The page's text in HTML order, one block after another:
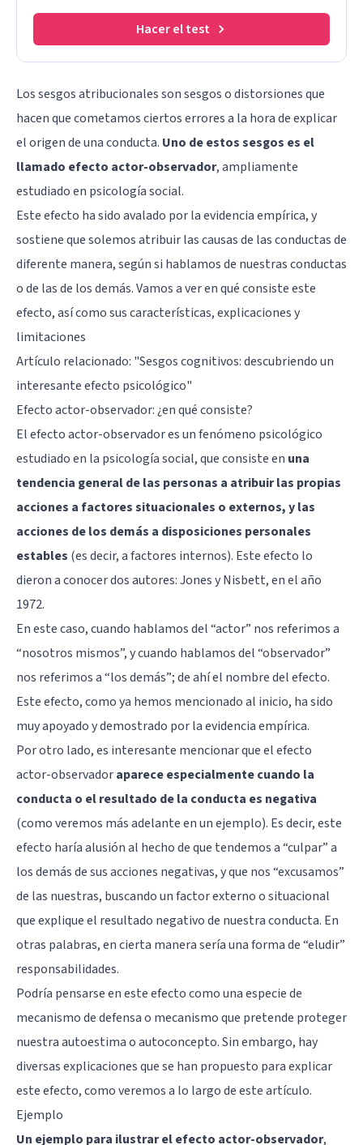
Hacer el test
Los sesgos atribucionales son sesgos o distorsiones que
hacen que cometamos ciertos errores a la hora de explicar
el origen de una conducta. Uno de estos sesgos es el
llamado efecto actor-observador, ampliamente
estudiado en psicología social.
Este efecto ha sido avalado por la evidencia empírica, y
sostiene que solemos atribuir las causas de las conductas de
diferente manera, según si hablamos de nuestras conductas
o de las de los demás. Vamos a ver en qué consiste este
efecto, así como sus características, explicaciones y
limitaciones
Artículo relacionado: "Sesgos cognitivos: descubriendo un
interesante efecto psicológico"
Efecto actor-observador: ¿en qué consiste?
El efecto actor-observador es un fenómeno psicológico
estudiado en la psicología social, que consiste en una
tendencia general de las personas a atribuir las propias
acciones a factores situacionales o externos, y las
acciones de los demás a disposiciones personales
estables (es decir, a factores internos). Este efecto lo
dieron a conocer dos autores: Jones y Nisbett, en el año
1972.
En este caso, cuando hablamos del “actor” nos referimos a
“nosotros mismos”, y cuando hablamos del “observador”
nos referimos a “los demás”; de ahí el nombre del efecto.
Este efecto, como ya hemos mencionado al inicio, ha sido
muy apoyado y demostrado por la evidencia empírica.
Por otro lado, es interesante mencionar que el efecto
actor-observadoraparece especialmente cuando la
conducta o el resultado de la conducta es negativa
(como veremos más adelante en un ejemplo). Es decir, este
efecto haría alusión al hecho de que tendemos a “culpar” a
los demás de sus acciones negativas, y que nos “excusamos”
de las nuestras, buscando un factor externo o situacional
que explique el resultado negativo de nuestra conducta. En
otras palabras, en cierta manera sería una forma de “eludir”
responsabilidades.
Podría pensarse en este efecto como una especie de
mecanismo de defensa o mecanismo que pretende proteger
nuestra autoestima o autoconcepto. Sin embargo, hay
diversas explicaciones que se han propuesto para explicar
este efecto, como veremos a lo largo de este artículo.
Ejemplo
Un ejemplo para ilustrar el efecto actor-observador,